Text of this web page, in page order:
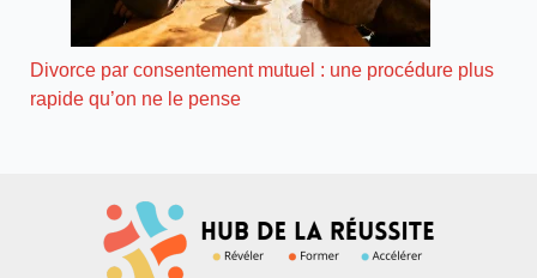
Divorce par consentement mutuel : une procédure plus
rapide qu’on ne le pense